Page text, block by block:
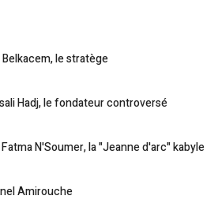
Belkacem, le stratège
Hadj, le fondateur controversé
Fatma N'Soumer, la "Jeanne d'arc" kabyle
Amirouche